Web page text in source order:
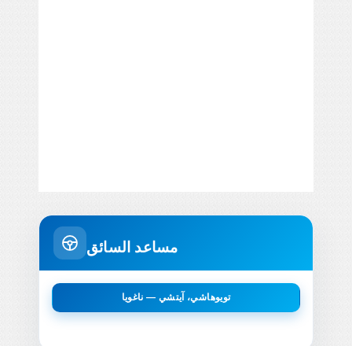
مساعد السائق
تويوهاشي، آيتشي — ناغويا